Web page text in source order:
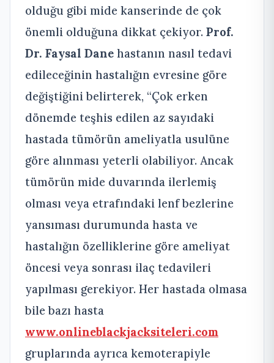
olduğu gibi mide kanserinde de çok
önemli olduğuna dikkat çekiyor. Prof.
Dr. Faysal Dane hastanın nasıl tedavi
edileceğinin hastalığın evresine göre
değiştiğini belirterek, “Çok erken
dönemde teşhis edilen az sayıdaki
hastada tümörün ameliyatla usulüne
göre alınması yeterli olabiliyor. Ancak
tümörün mide duvarında ilerlemiş
olması veya etrafındaki lenf bezlerine
yansıması durumunda hasta ve
hastalığın özelliklerine göre ameliyat
öncesi veya sonrası ilaç tedavileri
yapılması gerekiyor. Her hastada olmasa
bile bazı hasta
www.onlineblackjacksiteleri.com
gruplarında ayrıca kemoterapiyle